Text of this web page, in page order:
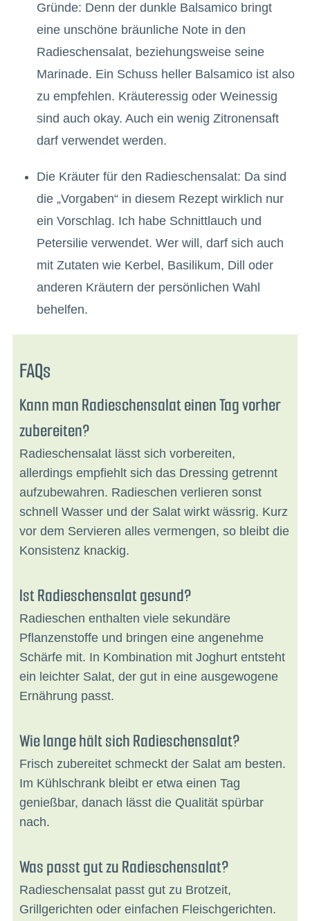
Gründe: Denn der dunkle Balsamico bringt
eine unschöne bräunliche Note in den
Radieschensalat, beziehungsweise seine
Marinade. Ein Schuss heller Balsamico ist also
zu empfehlen. Kräuteressig oder Weinessig
sind auch okay. Auch ein wenig Zitronensaft
darf verwendet werden.
Die Kräuter für den Radieschensalat: Da sind
die „Vorgaben“ in diesem Rezept wirklich nur
ein Vorschlag. Ich habe Schnittlauch und
Petersilie verwendet. Wer will, darf sich auch
mit Zutaten wie Kerbel, Basilikum, Dill oder
anderen Kräutern der persönlichen Wahl
behelfen.
FAQs
Kann man Radieschensalat einen Tag vorher
zubereiten?
Radieschensalat lässt sich vorbereiten,
allerdings empfiehlt sich das Dressing getrennt
aufzubewahren. Radieschen verlieren sonst
schnell Wasser und der Salat wirkt wässrig. Kurz
vor dem Servieren alles vermengen, so bleibt die
Konsistenz knackig.
Ist Radieschensalat gesund?
Radieschen enthalten viele sekundäre
Pflanzenstoffe und bringen eine angenehme
Schärfe mit. In Kombination mit Joghurt entsteht
ein leichter Salat, der gut in eine ausgewogene
Ernährung passt.
Wie lange hält sich Radieschensalat?
Frisch zubereitet schmeckt der Salat am besten.
Im Kühlschrank bleibt er etwa einen Tag
genießbar, danach lässt die Qualität spürbar
nach.
Was passt gut zu Radieschensalat?
Radieschensalat passt gut zu Brotzeit,
Grillgerichten oder einfachen Fleischgerichten.